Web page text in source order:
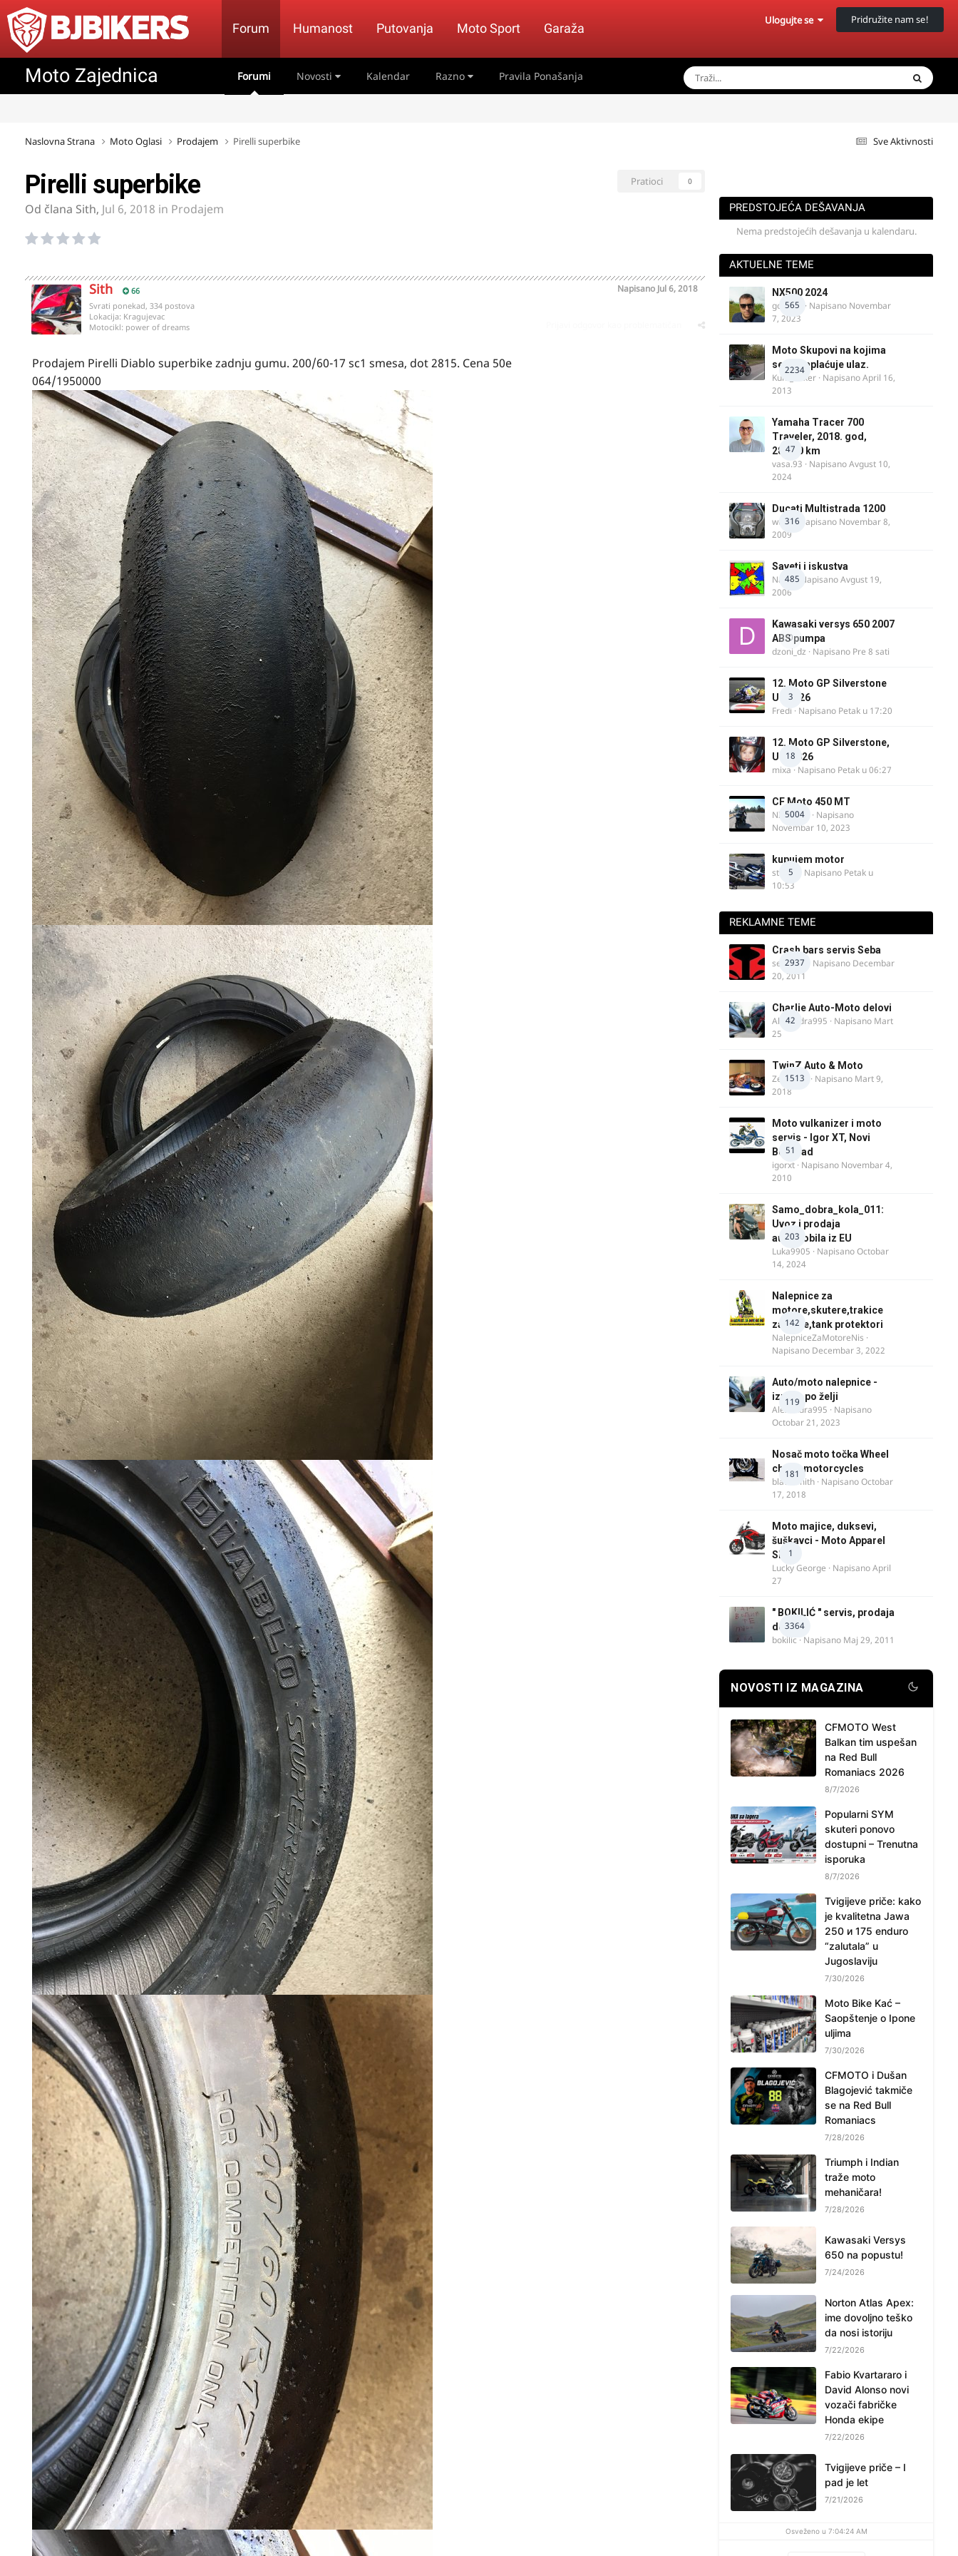
Forum Humanost Putovanja Moto Sport Garaža
Ulogujte se Pridružite nam se!
Moto Zajednica Forumi Novosti Kalendar Razno Pravila Ponašanja
Sve Aktivnosti
Naslovna Strana Moto Oglasi Prodajem Pirelli superbike
Pratioci 0
Pirelli superbike
Od člana Sith, Jul 6, 2018 in Prodajem
Sith 66 Napisano Jul 6, 2018
Svrati ponekad, 334 postova
Lokacija: Kragujevac
Motocikl: power of dreams
Prodajem Pirelli Diablo superbike zadnju gumu. 200/60-17 sc1 smesa, dot 2815. Cena 50e
064/1950000
PREDSTOJEĆA DEŠAVANJA
Nema predstojećih dešavanja u kalendaru.
AKTUELNE TEME
565
NX500 2024
godovic · Napisano Novembar
7, 2023
2234
Moto Skupovi na kojima
se ne naplaćuje ulaz.
Kum_Mixer · NapisanoApril 16,
2013
47
Yamaha Tracer 700
Traveler, 2018. god,
28.100 km
vasa.93 · NapisanoAvgust 10,
2024
316
Ducati Multistrada 1200
wulfy· Napisano Novembar 8,
2009
485
Saveti i iskustva
Najzli· NapisanoAvgust 19,
2006
0
Kawasaki versys 650 2007
ABS pumpa
dzoni_dz · Napisano Pre 8 sati
3
12. Moto GP Silverstone
UK 2026
Fredi · Napisano Petak u 17:20
18
12. Moto GP Silverstone,
UK, 2026
mixa · Napisano Petak u 06:27
5004
CF Moto 450 MT
NIKOLA 1
· Napisano
Novembar 10, 2023
5
kupujem motor
strugo · Napisano Petak u
10:53
REKLAMNE TEME
2937
Crash bars servis Seba
seba011 · Napisano Decembar
20, 2011
42
Charlie Auto-Moto delovi
Alexandra995 · Napisano Mart
25
1513
TwinZ Auto & Moto
Zeljkamp · Napisano Mart 9,
2018
51
Moto vulkanizer i moto
servis - Igor XT, Novi
Beograd
igorxt · Napisano Novembar 4,
2010
203
Samo_dobra_kola_011:
Uvoz i prodaja
automobila iz EU
Luka9905 · NapisanoOctobar
14, 2024
142
Nalepnice za
motore,skutere,trakice
za felne,tank protektori
NalepniceZaMotoreNis ·
Napisano Decembar 3, 2022
119
Auto/moto nalepnice -
izrada po želji
Alexandra995 · Napisano
Octobar 21, 2023
181
Nosač moto točka Wheel
chock motorcycles
blacksmith · NapisanoOctobar
17, 2018
1
Moto majice, duksevi,
šuškavci - Moto Apparel
SRB
Lucky George · NapisanoApril
27
3364
" BOKILIĆ " servis, prodaja
delova
bokilic · Napisano Maj 29, 2011
NOVOSTI IZ MAGAZINA
CFMOTO West
Balkan tim uspešan
na Red Bull
Romaniacs 2026
8/7/2026
Popularni SYM
skuteri ponovo
dostupni – Trenutna
isporuka
8/7/2026
Tvigijeve priče: kako
je kvalitetna Jawa
250 и 175 enduro
“zalutala” u
Jugoslaviju
7/30/2026
Moto Bike Kać –
Saopštenje o Ipone
uljima
7/30/2026
CFMOTO i Dušan
Blagojević takmiče
se na Red Bull
Romaniacs
7/28/2026
Triumph i Indian
traže moto
mehaničara!
7/28/2026
Kawasaki Versys
650 na popustu!
7/24/2026
Norton Atlas Apex:
ime dovoljno teško
da nosi istoriju
7/22/2026
Fabio Kvartararo i
David Alonso novi
vozači fabričke
Honda ekipe
7/22/2026
Tvigijeve priče – I
pad je let
7/21/2026
Osveženo u 7:04:24 AM